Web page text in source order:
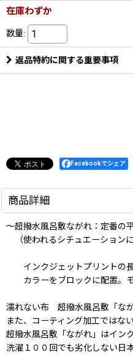
在庫わずか
数量:
返品特約に関する重要事項
Facebookでシェア
商品詳細
〜超撥水風呂敷ながれ：定番の
（使われるシチュエーション
インクジェットプリントの長
カラーをブロックに配置。モ
濡れない布 超撥水風呂敷「な
また、コーティング加工ではな
超撥水風呂敷「ながれ」はイン
洗濯１００回でも劣化しない日